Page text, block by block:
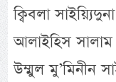
ক্বিবলা
আলাইহিস সালাম
উম্মুল মু’মিনীন